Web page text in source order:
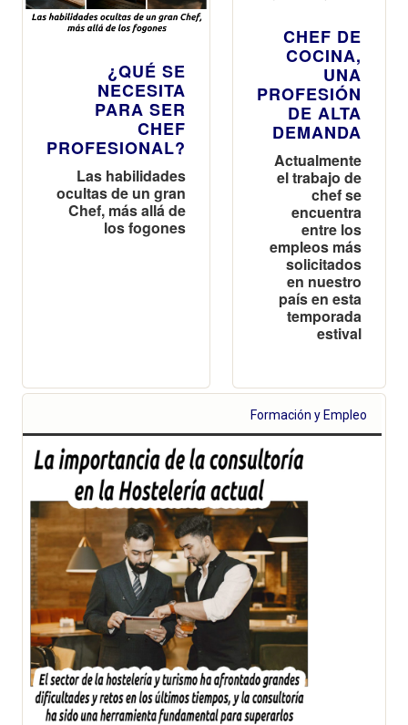
¿QUÉ SE
NECESITA
PARA SER
CHEF
PROFESIONAL?
Las habilidades
ocultas de un gran
Chef, más allá de
los fogones
CHEF DE
COCINA,
UNA
PROFESIÓN
DE ALTA
DEMANDA
Actualmente
el trabajo de
chef se
encuentra
entre los
empleos más
solicitados
en nuestro
país en esta
temporada
estival
Formación y Empleo